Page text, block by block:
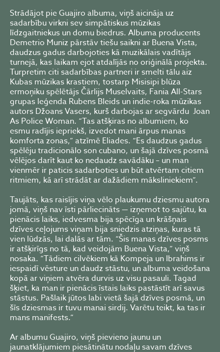
Strādājot pie Guajiro albuma, viņš aicināja uz
sadarbību virkni sev simpātiskus mūzikas
līdzgaitniekus un domu biedrus. Albuma producents
Demetrio Muniz pārstāv tiešu saikni ar Buena Vista,
daudzus gadus darbojoties kā muzikālais vadītājs
turnejā, kas laikam ejot atdalījās no oriģinālā projekta.
Turpretim citi sadarbības partneri ir smelti tālu aiz
Kubas mūzikas krastiem, tostarp Misisipi blūza
ermoņiku spēlētājs Čārlijs Muselvaits, Fania All-Stars
grupas leģenda Rubens Bleids un indie-roka mūzikas
autors Džoans Vasers, kurš darbojas ar segvārdu Joan
As Police Woman. “Tas atšķiras no albumiem, ko
esmu radījis iepriekš, izvedot mani ārpus manas
komforta zonas,” atzīmē Eliades. “Es daudzus gadus
spēlēju tradicionālo son cubano, un šajā dzīves posmā
vēlējos darīt kaut ko nedaudz savādāku – un man
vienmēr ir paticis sadarboties un būt atvērtam citiem
ritmiem, kā arī strādāt ar dažādiem māksliniekiem”.
Taujāts, kas raisījis viņa vēlo plaukumu dziesmu autora
jomā, viņš nav īsti pārliecināts — izņemot to sajūtu, ka
pienācis laiks, iedvesma bija spēcīga un krāšņais
dzīves ceļojums viņam bija sniedzis atziņas, kuras tā
vien lūdzās, lai dalās ar tām. “Šis manas dzīves posms
ir atšķirīgs no tā, kad veidojām Buena Vista,” viņš
nosaka. “Tādiem cilvēkiem kā Kompeja un Ibrahims ir
iespaidī vēsture un daudz stāstu, un albuma veidošana
kopā ar viņiem atvēra durvis uz visu pasauli. Tagad
šķiet, ka man ir pienācis īstais laiks pastāstīt arī savus
stāstus. Pašlaik jūtos labi vietā šajā dzīves posmā, un
šīs dziesmas ir tuvu manai sirdij. Varētu teikt, ka tas ir
mans manifests.”
Ar albumu Guajiro, viņš pievieno jaunu un
jaunatklājumiem piesātinātu nodaļu savam dzīves